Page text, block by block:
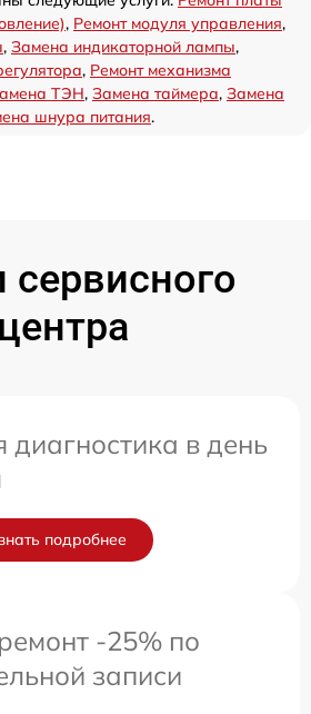
, Ремонт модуля управления,
, Замена индикаторной лампы,
, Ремонт механизма
ТЭН, Замена таймера, Замена
шнура питания.
сервисного
центра
диагностика в день
подробнее
-25% по
записи